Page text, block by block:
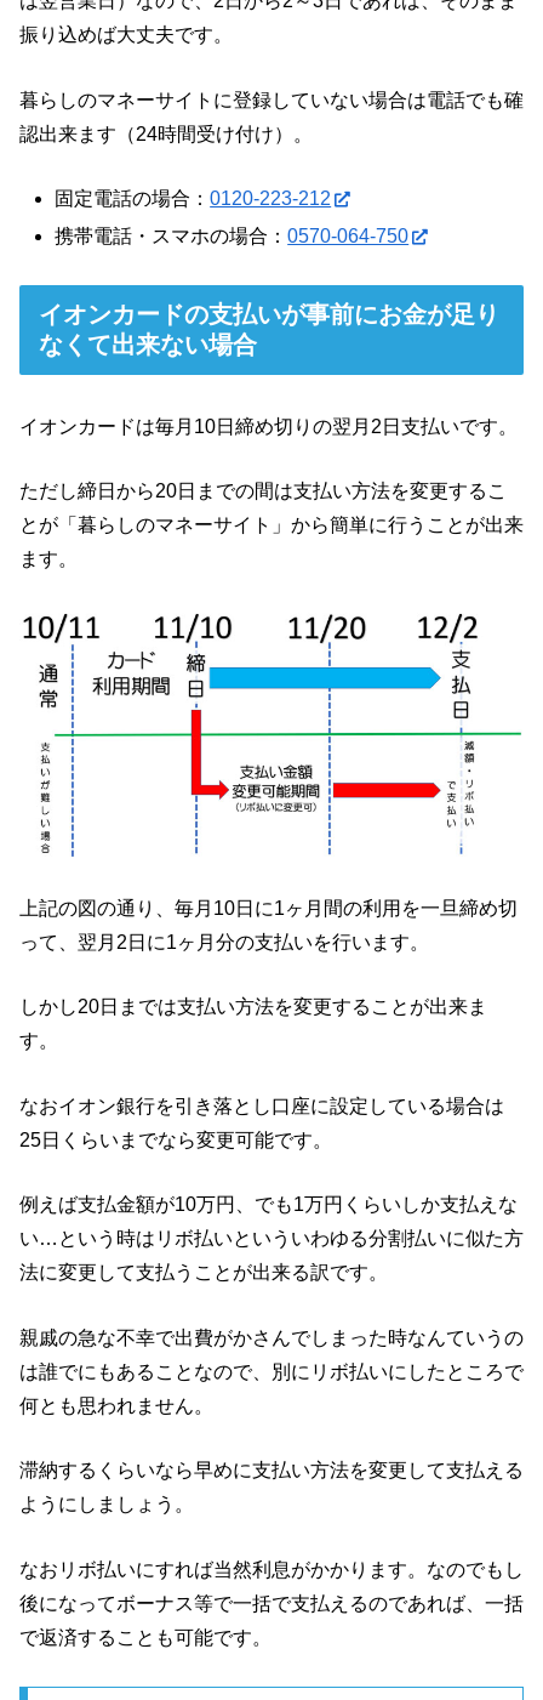
振り込めば大丈夫です。
暮らしのマネーサイトに登録していない場合は電話でも確
認出来ます（24時間受け付け）。
固定電話の場合：0120-223-212
携帯電話・スマホの場合：0570-064-750
イオンカードの支払いが事前にお金が足り
なくて出来ない場合
イオンカードは毎月10日締め切りの翌月2日支払いです。
ただし締日から20日までの間は支払い方法を変更するこ
とが「暮らしのマネーサイト」から簡単に行うことが出来
ます。
上記の図の通り、毎月10日に1ヶ月間の利用を一旦締め切
って、翌月2日に1ヶ月分の支払いを行います。
しかし20日までは支払い方法を変更することが出来ま
す。
なおイオン銀行を引き落とし口座に設定している場合は
25日くらいまでなら変更可能です。
例えば支払金額が10万円、でも1万円くらいしか支払えな
い…という時はリボ払いといういわゆる分割払いに似た方
法に変更して支払うことが出来る訳です。
親戚の急な不幸で出費がかさんでしまった時なんていうの
は誰でにもあることなので、別にリボ払いにしたところで
何とも思われません。
滞納するくらいなら早めに支払い方法を変更して支払える
ようにしましょう。
なおリボ払いにすれば当然利息がかかります。なのでもし
後になってボーナス等で一括で支払えるのであれば、一括
で返済することも可能です。